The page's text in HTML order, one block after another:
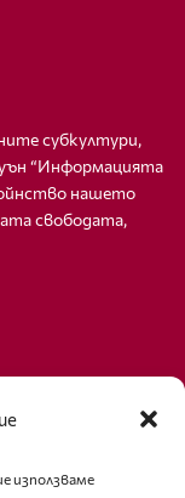
използваме
субкултури,
“Информацията
нашето
свободата,